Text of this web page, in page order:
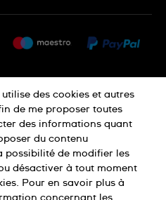
confidentialité
Mentions légales
utilise des cookies et autres
de me proposer toutes
des informations quant
du contenu
possibilité de modifier les
désactiver à tout moment
Pour en savoir plus à
concernant les